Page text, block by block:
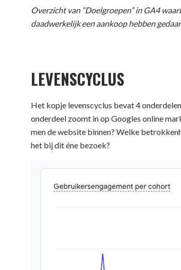
Overzicht van “Doelgroepen” in GA4
daadwerkelijk een aankoop hebben
LEVENSCYCLUS
Het kopje levenscyclus bevat 4
onderdeel zoomt in op Googles online
men de website binnen? Welke
het bij dit éne bezoek?